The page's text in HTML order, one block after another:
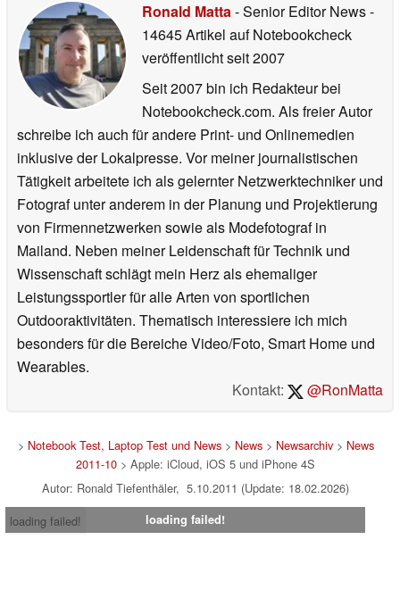
Ronald Matta- Senior Editor News-
14645 Artikel auf Notebookcheck
veröffentlichtseit 2007
Seit 2007 bin ich Redakteur bei
Notebookcheck.com. Als freier Autor
schreibe ich auch für andere Print- und Onlinemedien
inklusive der Lokalpresse. Vor meiner journalistischen
Tätigkeit arbeitete ich als gelernter Netzwerktechniker und
Fotograf unter anderem in der Planung und Projektierung
von Firmennetzwerken sowie als Modefotograf in
Mailand. Neben meiner Leidenschaft für Technik und
Wissenschaft schlägt mein Herz als ehemaliger
Leistungssportler für alle Arten von sportlichen
Outdooraktivitäten. Thematisch interessiere ich mich
besonders für die Bereiche Video/Foto, Smart Home und
Wearables.
Kontakt:
@RonMatta
> Notebook Test, Laptop Test und News> News> Newsarchiv> News
2011-10 > Apple: iCloud, iOS 5 und iPhone 4S
Autor: Ronald Tiefenthäler, 5.10.2011 (Update: 18.02.2026)
loading failed!
loading failed!